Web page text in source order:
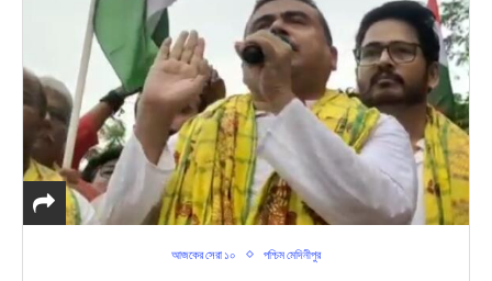
আজকের সেরা ১০ পশ্চিম মেদিনীপুর